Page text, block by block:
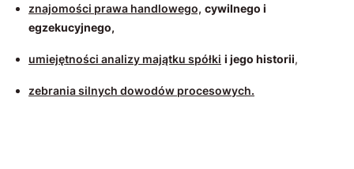
znajomości prawa handlowego, cywilnego i
egzekucyjnego,
umiejętności analizy majątku spółki i jego historii,
zebrania silnych dowodów procesowych.